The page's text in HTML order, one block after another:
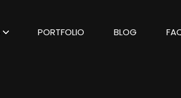
PORTFOLIO BLOG